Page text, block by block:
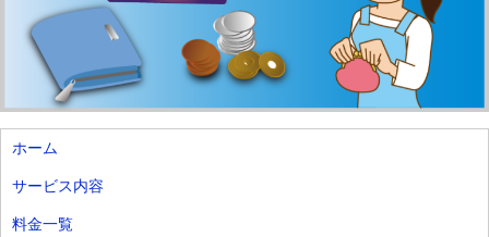
ホーム
サービス内容
料金一覧